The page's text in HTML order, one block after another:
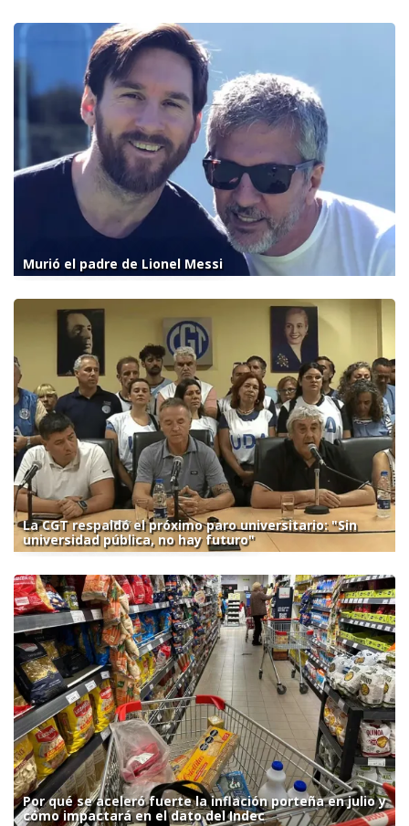
Murió el padre de Lionel Messi
La CGT respaldó el próximo paro universitario: "Sin
universidad pública, no hay futuro"
Por qué se aceleró fuerte la inflación porteña en julio y
cómo impactará en el dato del Indec